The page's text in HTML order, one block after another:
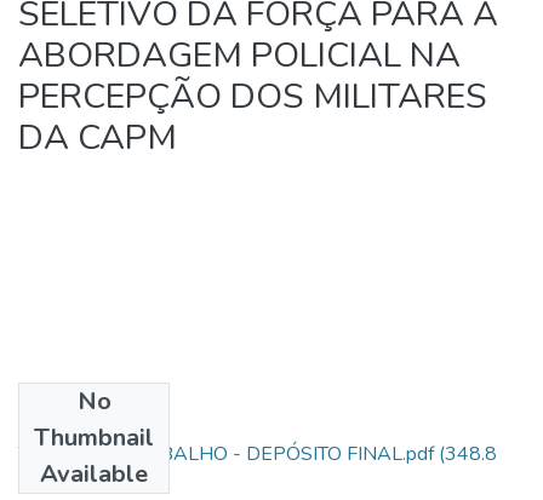
SELETIVO DA FORÇA PARA A
ABORDAGEM POLICIAL NA
PERCEPÇÃO DOS MILITARES
DA CAPM
No
Thumbnail
Available
TCC AL SD BARBALHO - DEPÓSITO FINAL.pdf(348.8
KB)